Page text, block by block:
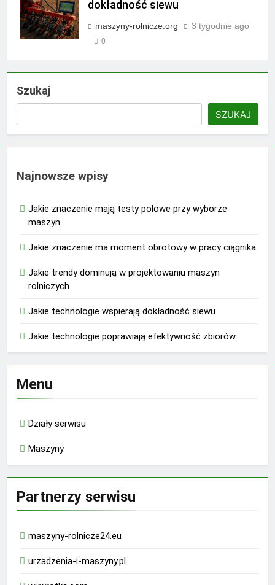
dokładność siewu
maszyny-rolnicze.org 3 tygodnie ago
0
Szukaj
SZUKAJ
Najnowsze wpisy
Jakie znaczenie mają testy polowe przy wyborze
maszyn
Jakie znaczenie ma moment obrotowy w pracy ciągnika
Jakie trendy dominują w projektowaniu maszyn
rolniczych
Jakie technologie wspierają dokładność siewu
Jakie technologie poprawiają efektywność zbiorów
Menu
Działy serwisu
Maszyny
Partnerzy serwisu
maszyny-rolnicze24.eu
urzadzenia-i-maszyny.pl